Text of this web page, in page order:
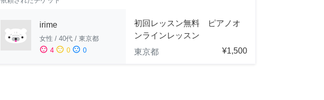
irime
女性 / 40代 / 東京都
sentiment_satisfied 4 sentiment_neutral 0 sentiment_dissatisfied 0
初回レッスン無料 ピアノオ
ンラインレッスン
東京都
¥1,500